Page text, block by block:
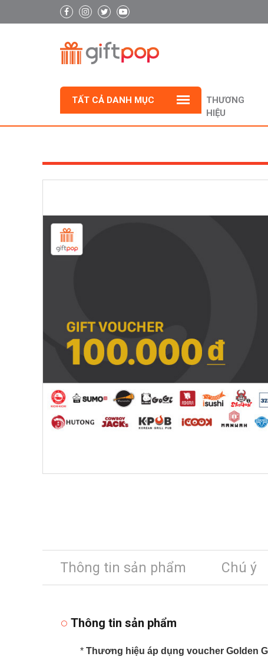
TẤT CẢ DANH MỤC
THƯƠNG
HIỆU
Thông tin sản phẩm Chú ý
Thông tin sản phẩm
*Thương hiệu áp dụng voucher Golden